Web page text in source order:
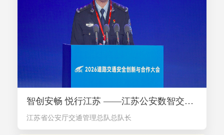
智创安畅 悦行江苏 ——江苏公安数智交管探索实践-张波
江苏省公安厅交通管理总队总队长